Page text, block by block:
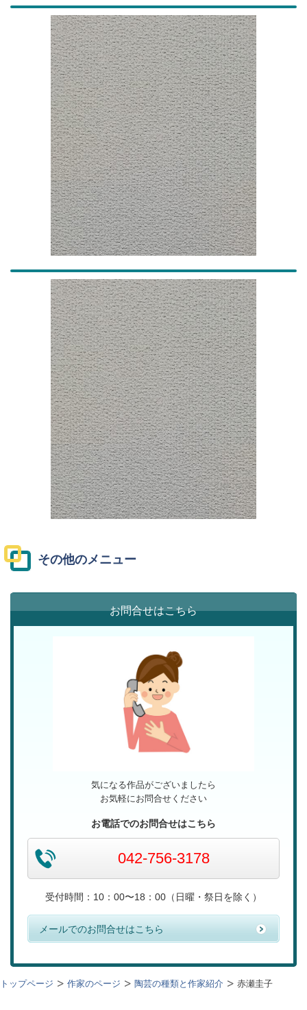
その他のメニュー
お問合せはこちら
気になる作品がございましたら
お気軽にお問合せください
お電話でのお問合せはこちら
042-756-3178
受付時間：10：00〜18：00（日曜・祭日を除く）
メールでのお問合せはこちら
トップページ 作家のページ 陶芸の種類と作家紹介 赤瀬圭子